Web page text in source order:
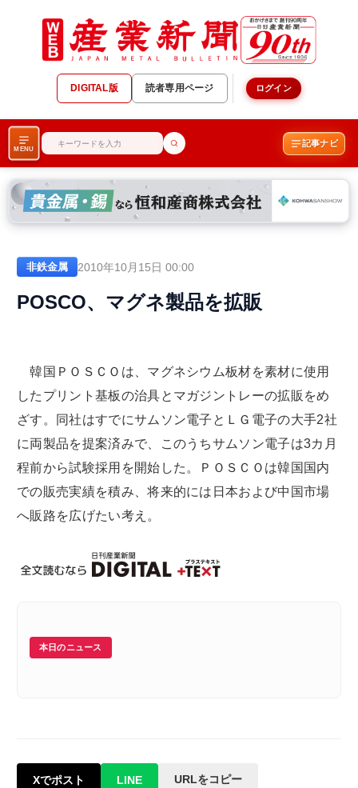
DIGITAL版 読者専用ページ ログイン
MENU
記事ナビ
非鉄金属 2010年10月15日 00:00
POSCO、マグネ製品を拡販
韓国ＰＯＳＣＯは、マグネシウム板材を素材に使用
したプリント基板の治具とマガジントレーの拡販をめ
ざす。同社はすでにサムソン電子とＬＧ電子の大手2社
に両製品を提案済みで、このうちサムソン電子は3カ月
程前から試験採用を開始した。ＰＯＳＣＯは韓国国内
での販売実績を積み、将来的には日本および中国市場
へ販路を広げたい考え。
本日のニュース
Xでポスト LINE URLをコピー